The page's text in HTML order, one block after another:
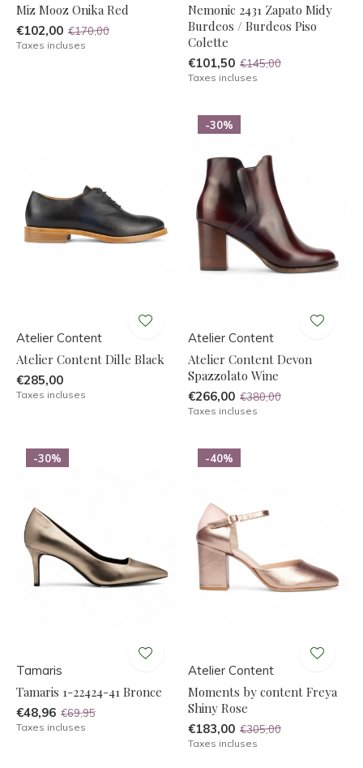
Miz Mooz Onika Red
€102,00 €170,00
Taxes incluses
Nemonic 2431 Zapato Midy
Burdeos / Burdeos Piso
Colette
€101,50 €145,00
Taxes incluses
Atelier Content
Atelier Content Dille Black
€285,00
Taxes incluses
-30%
Atelier Content
Atelier Content Devon
Spazzolato Wine
€266,00 €380,00
Taxes incluses
-30%
Tamaris
Tamaris 1-22424-41 Bronce
€48,96 €69,95
Taxes incluses
-40%
Atelier Content
Moments by content Freya
Shiny Rose
€183,00 €305,00
Taxes incluses